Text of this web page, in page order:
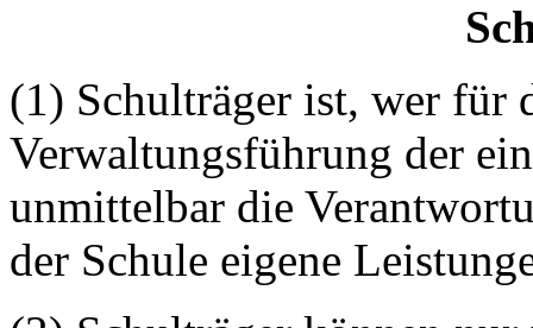
(1) Schulträger ist, wer für
Verwaltungsführung der
unmittelbar die
der Schule eigene